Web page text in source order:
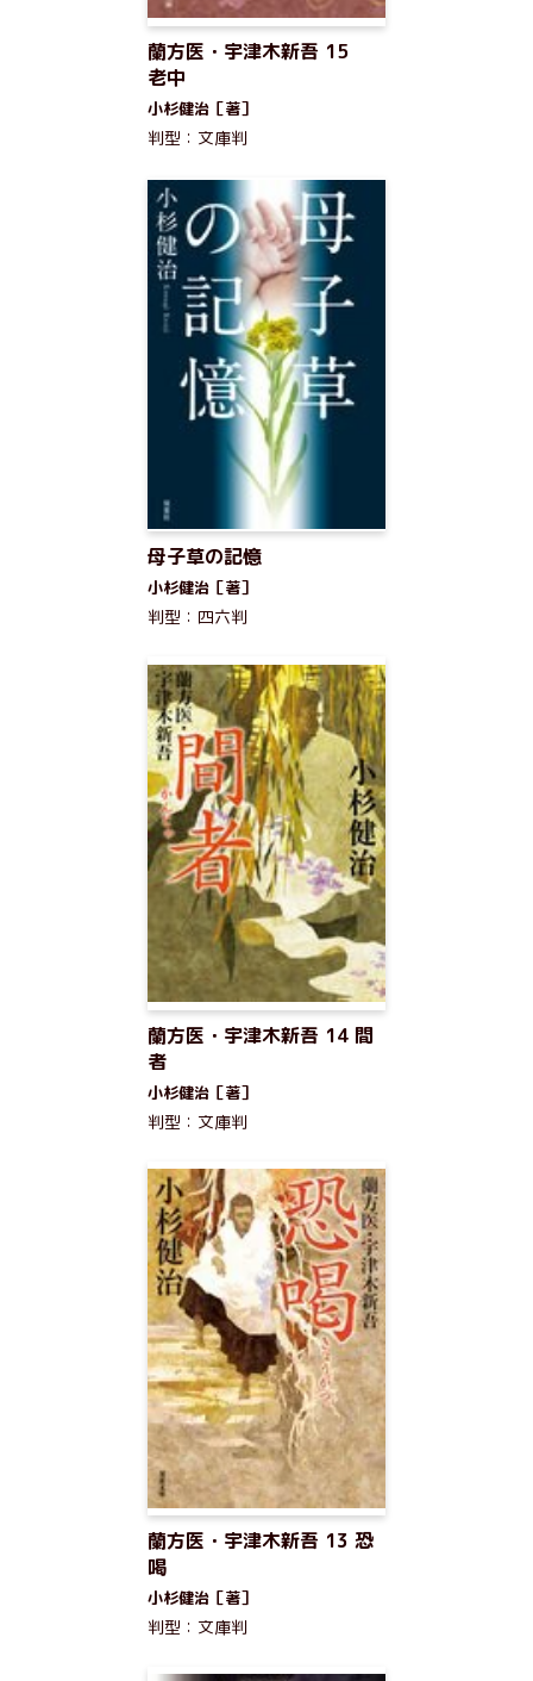
蘭方医・宇津木新吾 15
老中
小杉健治［著］
判型：文庫判
母子草の記憶
小杉健治［著］
判型：四六判
蘭方医・宇津木新吾 14 間
者
小杉健治［著］
判型：文庫判
蘭方医・宇津木新吾 13 恐
喝
小杉健治［著］
判型：文庫判